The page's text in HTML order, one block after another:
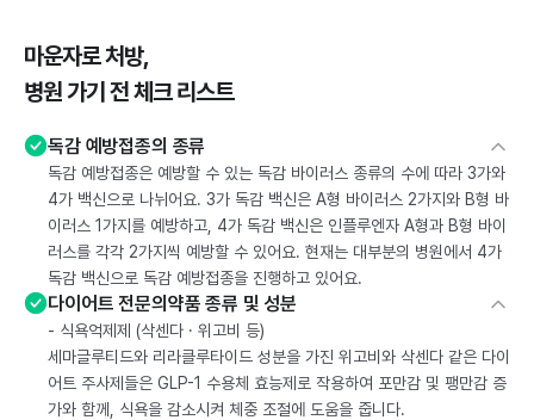
마운자로 처방,
병원 가기 전 체크 리스트
독감 예방접종의 종류
독감 예방접종은 예방할 수 있는 독감 바이러스 종류의 수에 따라 3가와
4가 백신으로 나뉘어요. 3가 독감 백신은 A형 바이러스 2가지와 B형 바
이러스 1가지를 예방하고, 4가 독감 백신은 인플루엔자 A형과 B형 바이
러스를 각각 2가지씩 예방할 수 있어요. 현재는 대부분의 병원에서 4가
독감 백신으로 독감 예방접종을 진행하고 있어요.
다이어트 전문의약품 종류 및 성분
- 식욕억제제 (삭센다 · 위고비 등)
세마글루티드와 리라클루타이드 성분을 가진 위고비와 삭센다 같은 다이
어트 주사제들은 GLP-1 수용체 효능제로 작용하여 포만감 및 팽만감 증
가와 함께, 식욕을 감소시켜 체중 조절에 도움을 줍니다.